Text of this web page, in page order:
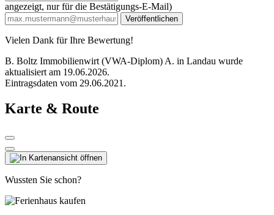
angezeigt, nur für die Bestätigungs-E-Mail)
Veröffentlichen
Vielen Dank für Ihre Bewertung!
B. Boltz Immobilienwirt (VWA-Diplom) A. in Landau wurde
aktualisiert am 19.06.2026.
Eintragsdaten vom 29.06.2021.
Karte & Route
Wussten Sie schon?